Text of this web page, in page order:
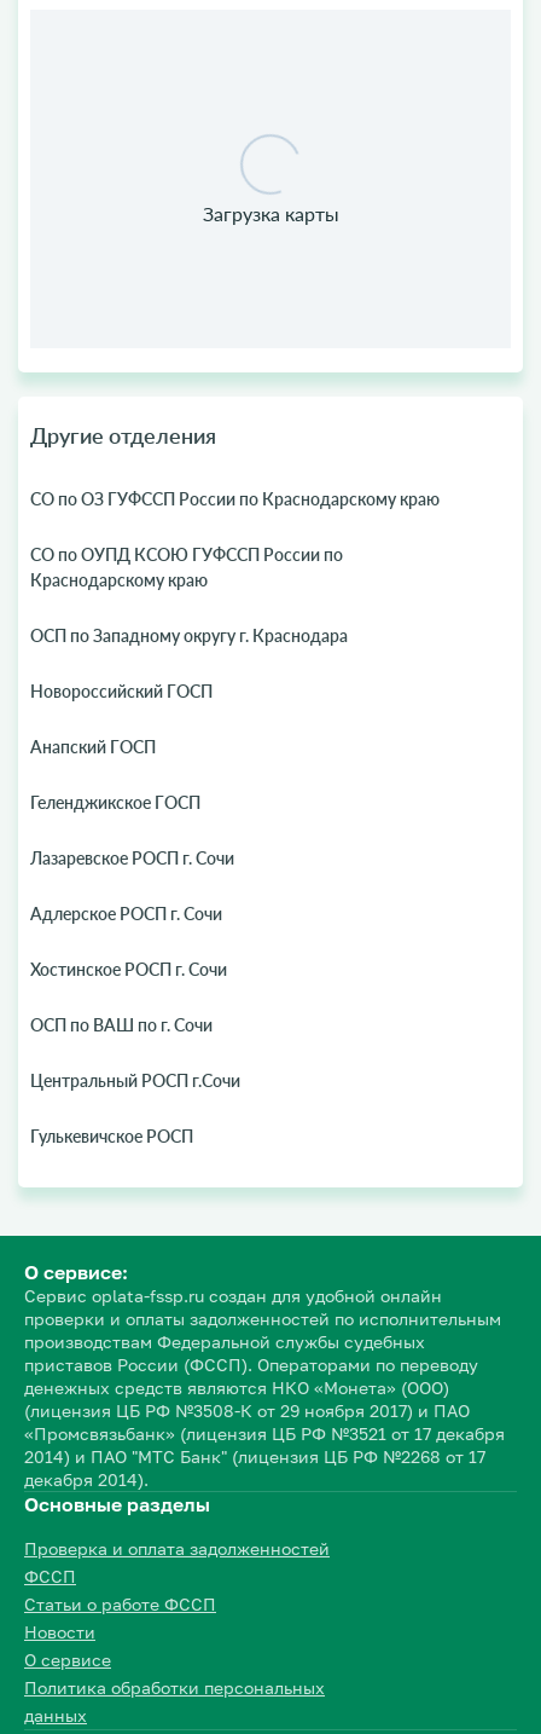
Другие отделения
СО по ОЗ ГУФССП России по Краснодарскому краю
СО по ОУПД КСОЮ ГУФССП России по
Краснодарскому краю
ОСП по Западному округу г. Краснодара
Новороссийский ГОСП
Анапский ГОСП
Геленджикское ГОСП
Лазаревское РОСП г. Сочи
Адлерское РОСП г. Сочи
Хостинское РОСП г. Сочи
ОСП по ВАШ по г. Сочи
Центральный РОСП г.Сочи
Гулькевичское РОСП
О сервисе:
Сервис oplata-fssp.ru создан для удобной онлайн
проверки и оплаты задолженностей по исполнительным
производствам Федеральной службы судебных
приставов России (ФССП). Операторами по переводу
денежных средств являются НКО «Монета» (ООО)
(лицензия ЦБ РФ №3508-К от 29 ноября 2017) и ПАО
«Промсвязьбанк» (лицензия ЦБ РФ №3521 от 17 декабря
2014) и ПАО "МТС Банк" (лицензия ЦБ РФ №2268 от 17
декабря 2014).
Основные разделы
Проверка и оплата задолженностей
ФССП
Статьи о работе ФССП
Новости
О сервисе
Политика обработки персональных
данных